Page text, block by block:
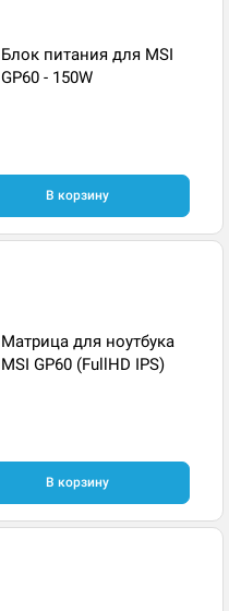
Блок питания для MSI
GP60 - 150W
В корзину
Матрица для ноутбука
MSI GP60 (FullHD IPS)
В корзину